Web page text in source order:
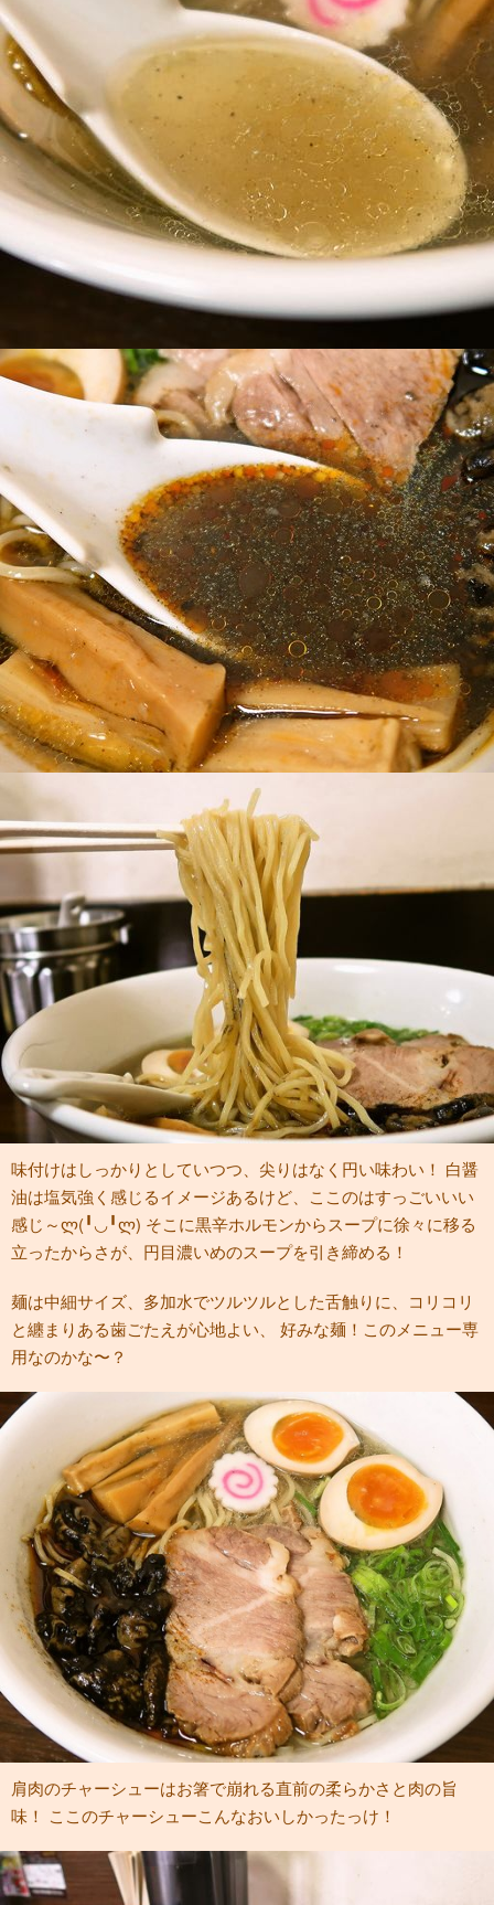
味付けはしっかりとしていつつ、尖りはなく円い味わい！ 白醤
油は塩気強く感じるイメージあるけど、ここのはすっごいいい
感じ～ლ(╹◡╹ლ) そこに黒辛ホルモンからスープに徐々に移る
立ったからさが、円目濃いめのスープを引き締める！
麺は中細サイズ、多加水でツルツルとした舌触りに、コリコリ
と纏まりある歯ごたえが心地よい、 好みな麺！このメニュー専
用なのかな〜？
肩肉のチャーシューはお箸で崩れる直前の柔らかさと肉の旨
味！ ここのチャーシューこんなおいしかったっけ！